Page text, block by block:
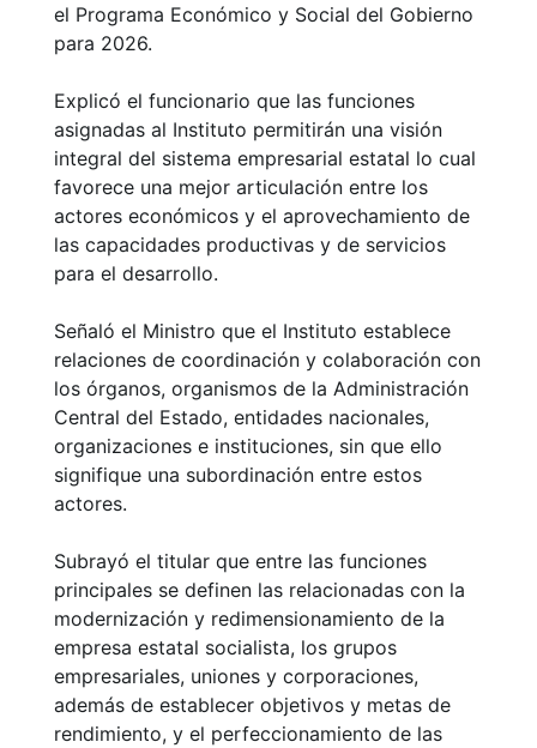
el Programa Económico y Social del Gobierno
para 2026.
Explicó el funcionario que las funciones
asignadas al Instituto permitirán una visión
integral del sistema empresarial estatal lo cual
favorece una mejor articulación entre los
actores económicos y el aprovechamiento de
las capacidades productivas y de servicios
para el desarrollo.
Señaló el Ministro que el Instituto establece
relaciones de coordinación y colaboración con
los órganos, organismos de la Administración
Central del Estado, entidades nacionales,
organizaciones e instituciones, sin que ello
signifique una subordinación entre estos
actores.
Subrayó el titular que entre las funciones
principales se definen las relacionadas con la
modernización y redimensionamiento de la
empresa estatal socialista, los grupos
empresariales, uniones y corporaciones,
además de establecer objetivos y metas de
rendimiento, y el perfeccionamiento de las